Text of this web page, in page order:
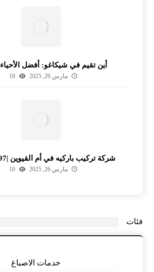
أين تقيم في شيكاغو: أفضل الأحياء
مارس 26, 2025 10
شركة تركيب باركيه في أم القيوين |0547149297
مارس 26, 2025 10
فئات
خدمات الاصباغ